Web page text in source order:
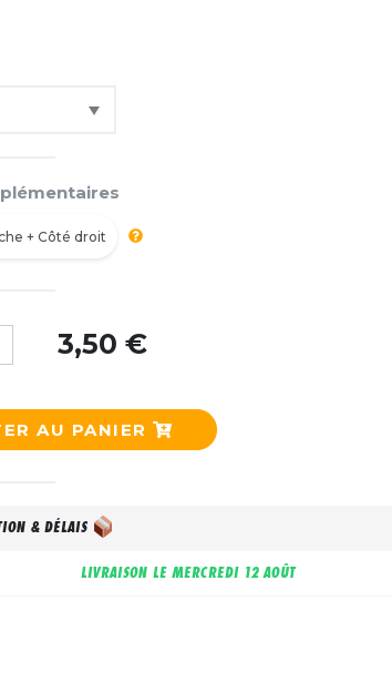
+ Côté droit
3,50 €
AU PANIER
& DÉLAIS
LIVRAISON LE MERCREDI 12 AOÛT